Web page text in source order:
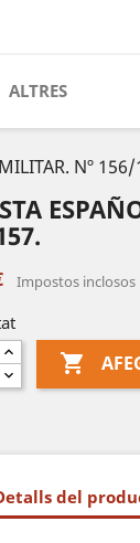
ALTRES
Nº
Impostos inclosos

del